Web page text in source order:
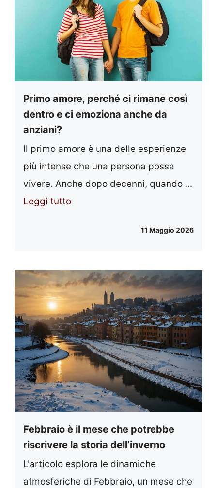
Primo amore, perché ci rimane così
dentro e ci emoziona anche da
anziani?
Il primo amore è una delle esperienze
più intense che una persona possa
vivere. Anche dopo decenni, quando ...
Leggi tutto
11 Maggio 2026
Febbraio è il mese che potrebbe
riscrivere la storia dell’inverno
L'articolo esplora le dinamiche
atmosferiche di Febbraio, un mese che